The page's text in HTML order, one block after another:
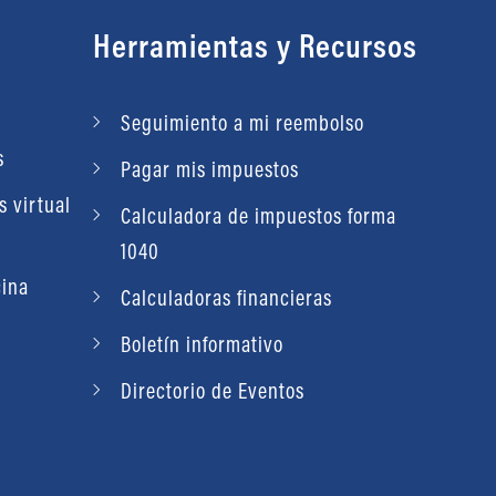
Valórenos
Programar una cita
Ver detalles
Contáctenos
Valórenos
virtual
Herramientas y Recursos
Seguimiento a mi reembolso
Pagar mis impuestos
Calculadora de impuestos forma
1040
Calculadoras financieras
Boletín informativo
Directorio de Eventos